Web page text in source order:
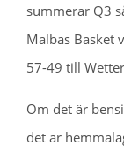
summerar Q3
Malbas Basket
57-49 till
Om det är
det är